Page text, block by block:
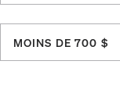
MOINS DE 700 $